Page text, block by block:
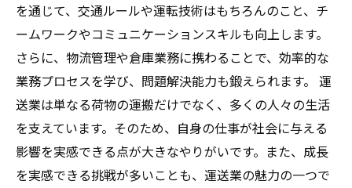
を通じて、交通ルールや運転技術はもちろんのこと、チ
ームワークやコミュニケーションスキルも向上します。
さらに、物流管理や倉庫業務に携わることで、効率的な
業務プロセスを学び、問題解決能力も鍛えられます。 運
送業は単なる荷物の運搬だけでなく、多くの人々の生活
を支えています。そのため、自身の仕事が社会に与える
影響を実感できる点が大きなやりがいです。また、成長
を実感できる挑戦が多いことも、運送業の魅力の一つで